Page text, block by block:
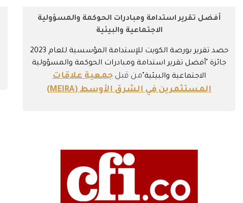
أفضل تقرير استدامة ومبادرات الحوكمة والمسؤولية
الاجتماعية والبيئية
حصد تقرير بورصة الكويت للإستدامة المؤسسية للعام 2023
جائزة "أفضل تقرير استدامة ومبادرات الحوكمة والمسؤولية
الاجتماعية والبيئية" من قبل جمعية علاقات
المستثمرين في الشرق الأوسط (MEIRA)